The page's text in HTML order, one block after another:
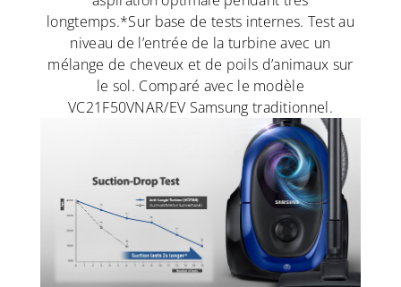
longtemps.*Sur base de tests internes. Test au
niveau de l’entrée de la turbine avec un
mélange de cheveux et de poils d’animaux sur
le sol. Comparé avec le modèle
VC21F50VNAR/EV Samsung traditionnel.